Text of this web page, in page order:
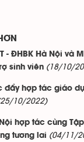
- ĐHBK Hà Nội và
sinh viên (18/10/
đẩy hợp tác giáo
10/2022)
hợp tác cùng
tương lai (04/11/